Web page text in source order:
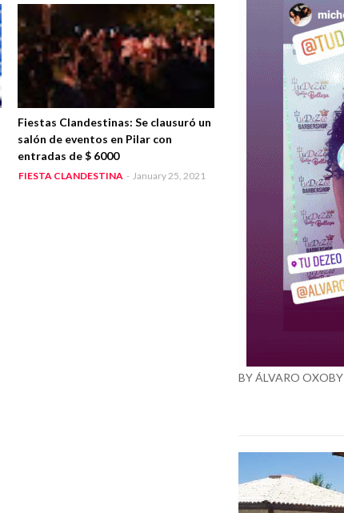
Fiestas Clandestinas: Se clausuró un
salón de eventos en Pilar con
entradas de $ 6000
FIESTA CLANDESTINA - January 25, 2021
BY ÁLVARO OXOBY